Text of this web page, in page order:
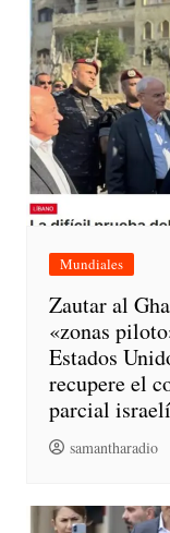
Mundiales
Zautar al
«zonas
Estados
recupere el
parcial israelí
samantharadio